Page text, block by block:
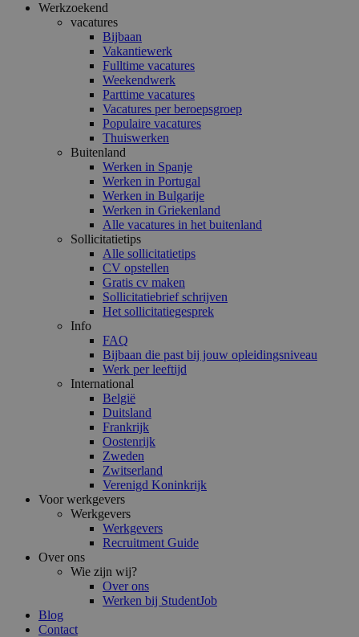
Werkzoekend
vacatures
Bijbaan
Vakantiewerk
Fulltime vacatures
Weekendwerk
Parttime vacatures
Vacatures per beroepsgroep
Populaire vacatures
Thuiswerken
Buitenland
Werken in Spanje
Werken in Portugal
Werken in Bulgarije
Werken in Griekenland
Alle vacatures in het buitenland
Sollicitatietips
Alle sollicitatietips
CV opstellen
Gratis cv maken
Sollicitatiebrief schrijven
Het sollicitatiegesprek
Info
FAQ
Bijbaan die past bij jouw opleidingsniveau
Werk per leeftijd
International
België
Duitsland
Frankrijk
Oostenrijk
Zweden
Zwitserland
Verenigd Koninkrijk
Voor werkgevers
Werkgevers
Werkgevers
Recruitment Guide
Over ons
Wie zijn wij?
Over ons
Werken bij StudentJob
Blog
Contact